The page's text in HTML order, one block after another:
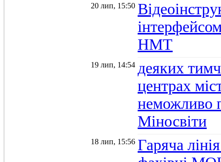
20 лип, 15:50
НМТ
19 лип, 14:54 деяких
центрах
неможливо
Міносвіти
18 лип, 15:56 Гаряча